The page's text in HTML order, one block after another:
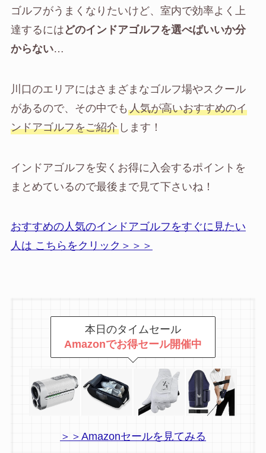
ゴルフがうまくなりたいけど、室内で効率よく上
達するには どのインドアゴルフを選べばいいか分
からない…
川口のエリアにはさまざまなゴルフ場やスクール
があるので、その中でも 人気が高いおすすめのイ
ンドアゴルフをご紹介します！
インドアゴルフを安くお得に入会するポイントを
まとめているので最後まで見て下さいね！
おすすめの人気のインドアゴルフをすぐに見たい
人は こちらをクリック＞＞＞
本日のタイムセール
Amazonでお得セール開催中
＞＞Amazonセールを見てみる